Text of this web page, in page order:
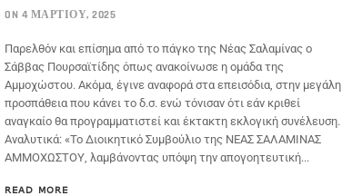
ON 4 ΜΑΡΤΊΟΥ, 2025
Παρελθόν και επίσημα από το πάγκο της Νέας Σαλαμίνας ο
Σάββας Πουρσαϊτίδης όπως ανακοίνωσε η ομάδα της
Αμμοχώστου. Ακόμα, έγινε αναφορά στα επεισόδια, στην μεγάλη
προσπάθεια που κάνει το δ.σ. ενώ τόνισαν ότι εάν κριθεί
αναγκαίο θα προγραμματιστεί και έκτακτη εκλογική συνέλευση.
Αναλυτικά: «Το Διοικητικό Συμβούλιο της ΝΕΑΣ ΣΑΛΑΜΙΝΑΣ
ΑΜΜΟΧΩΣΤΟΥ, λαμβάνοντας υπόψη την απογοητευτική...
READ MORE